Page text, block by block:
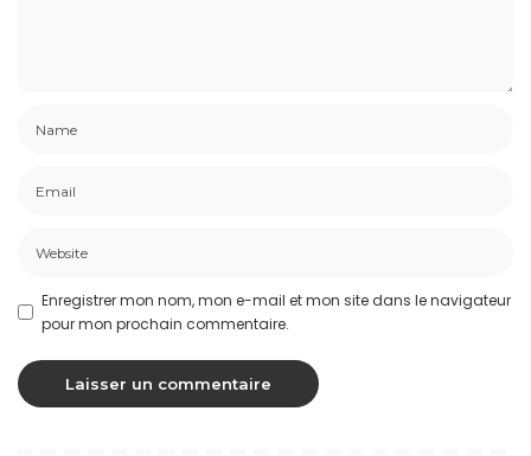
Enregistrer mon nom, mon e-mail et mon site dans le navigateur
pour mon prochain commentaire.